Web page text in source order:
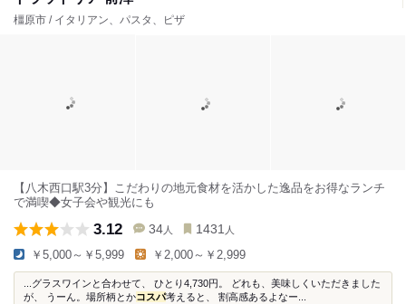
橿原市 / イタリアン、パスタ、ピザ
【八木西口駅3分】こだわりの地元食材を活かした逸品をお得なランチ
で満喫◆女子会や観光にも
3.12 34 人 1431 人
￥5,000～￥5,999 ￥2,000～￥2,999
...グラスワインと合わせて、 ひとり4,730円。 どれも、美味しくいただきました
が、 うーん。場所柄とかコスパ考えると、 割高感あるよなー...